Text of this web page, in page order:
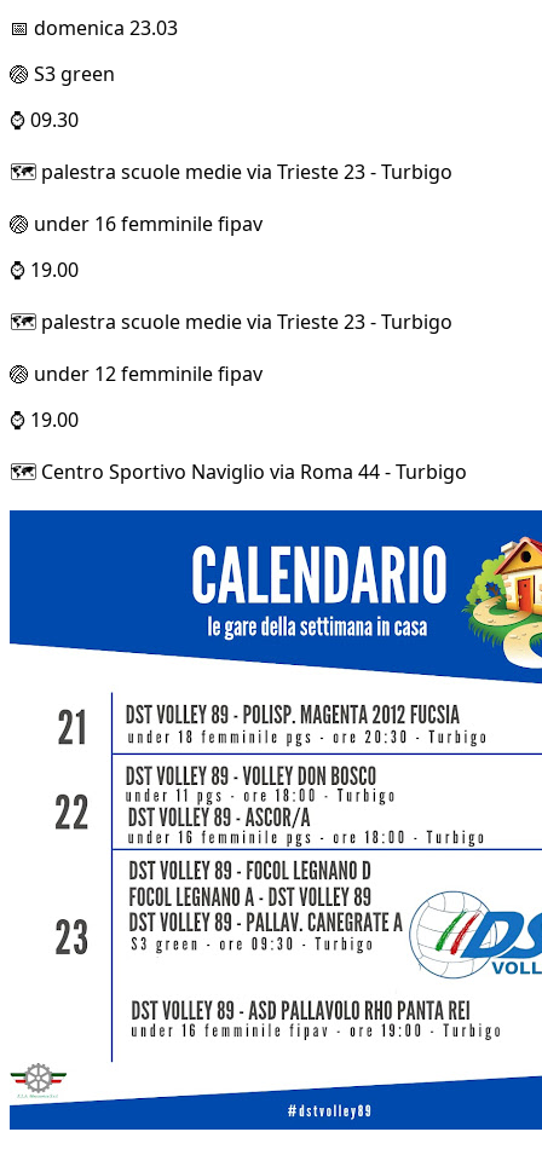
📅 domenica 23.03
🏐 S3 green
⌚ 09.30
🗺️ palestra scuole medie via Trieste 23 - Turbigo
🏐 under 16 femminile fipav
⌚ 19.00
🗺️ palestra scuole medie via Trieste 23 - Turbigo
🏐 under 12 femminile fipav
⌚ 19.00
🗺️ Centro Sportivo Naviglio via Roma 44 - Turbigo